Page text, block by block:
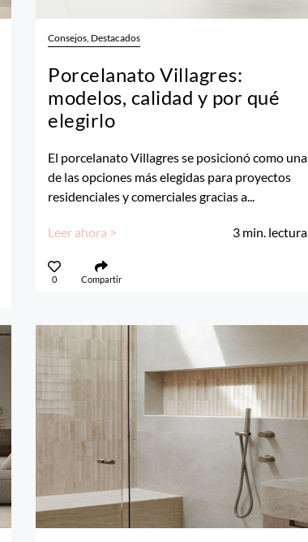
Consejos, Destacados
Porcelanato Villagres:
modelos, calidad y por qué
elegirlo
El porcelanato Villagres se posicionó como una
de las opciones más elegidas para proyectos
residenciales y comerciales gracias a...
Leer ahora > 3 min. lectura
0 Compartir